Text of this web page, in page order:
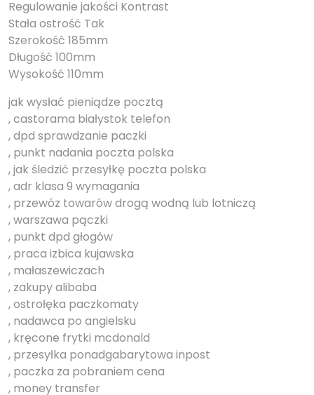
Regulowanie jakości Kontrast
Stała ostrość Tak
Szerokość 185mm
Długość 100mm
Wysokość 110mm
jak wysłać pieniądze pocztą
, castorama białystok telefon
, dpd sprawdzanie paczki
, punkt nadania poczta polska
, jak śledzić przesyłkę poczta polska
, adr klasa 9 wymagania
, przewóz towarów drogą wodną lub lotniczą
, warszawa pączki
, punkt dpd głogów
, praca izbica kujawska
, małaszewiczach
, zakupy alibaba
, ostrołęka paczkomaty
, nadawca po angielsku
, kręcone frytki mcdonald
, przesyłka ponadgabarytowa inpost
, paczka za pobraniem cena
, money transfer